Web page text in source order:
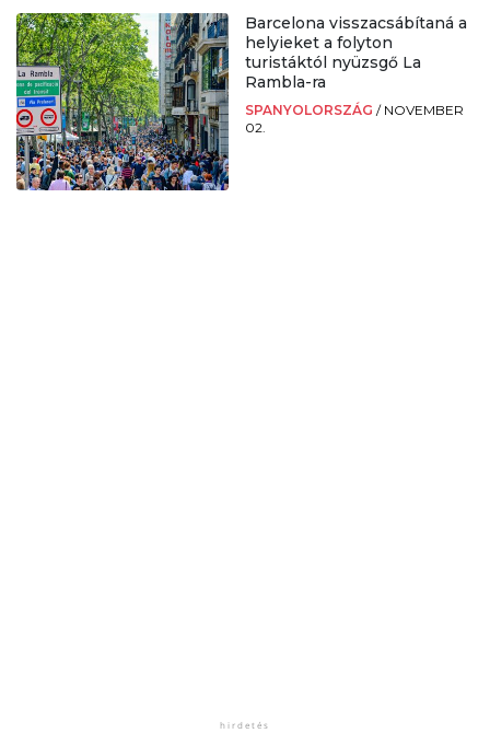
Barcelona visszacsábítaná a
helyieket a folyton
turistáktól nyüzsgő La
Rambla-ra
SPANYOLORSZÁG / NOVEMBER
02.